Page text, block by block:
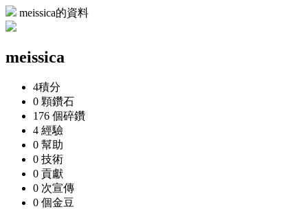
meissica的資料
meissica
4積分
0 顆鑽石
176 個碎鑽
4 經驗
0 幫助
0 技術
0 貢獻
0 次宣傳
0 個金豆